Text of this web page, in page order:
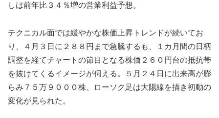
しは前年比３４％増の営業利益予想。
テクニカル面では緩やかな株価上昇トレンドが続いてお
り、４月３日に２８８円まで急騰するも、１カ月間の日柄
調整を経てチャートの節目となる株価２６０円台の抵抗帯
を抜けてくるイメージが伺える。５月２４日に出来高が膨
らみ７５万９０００株、ローソク足は大陽線を描き初動の
変化が見られた。